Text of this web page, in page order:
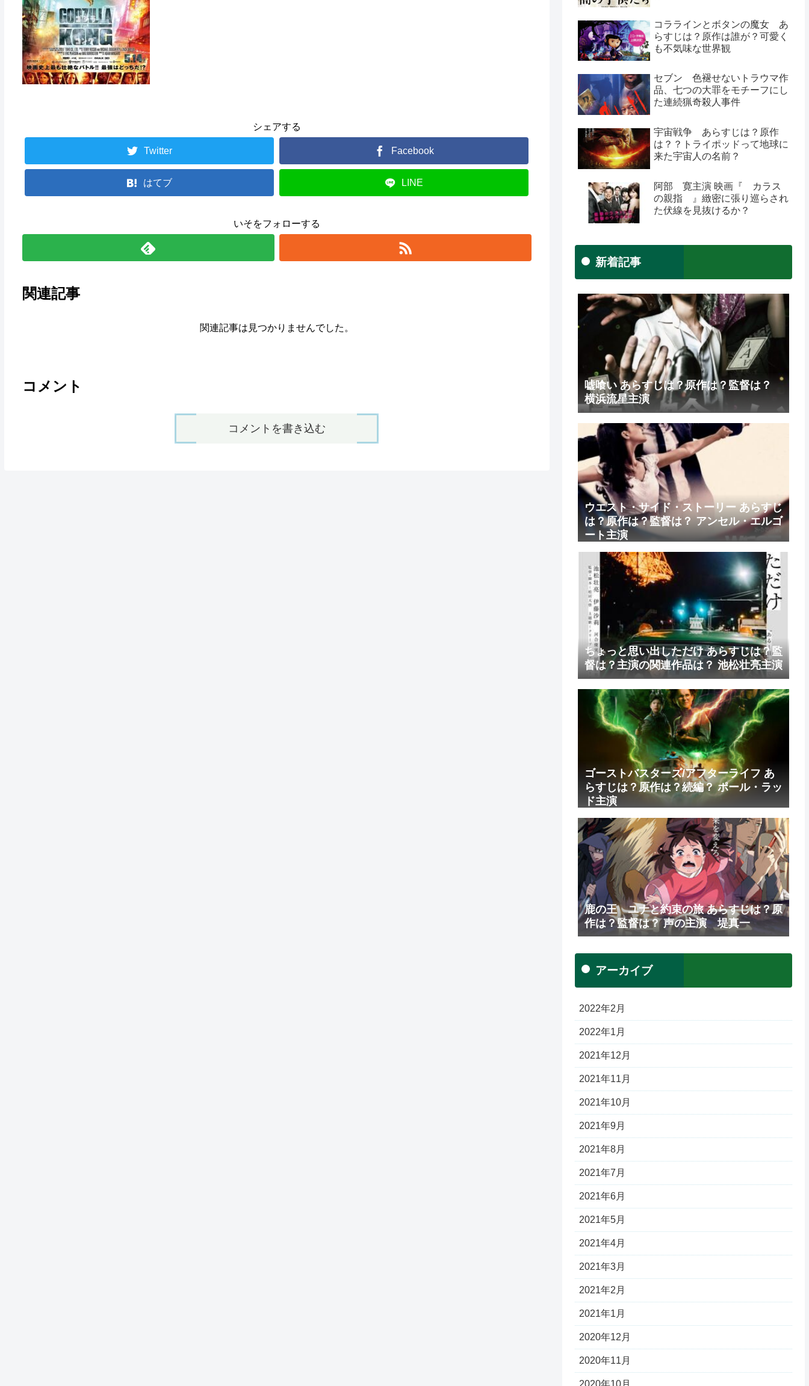
シェアする
Twitter Facebook
はてブ LINE
いそをフォローする
関連記事
関連記事は見つかりませんでした。
コメント
コメントを書き込む
コララインとボタンの魔女 あ
らすじは？原作は誰が？可愛く
も不気味な世界観
セブン 色褪せないトラウマ作
品、七つの大罪をモチーフにし
た連続猟奇殺人事件
宇宙戦争 あらすじは？原作
は？？トライポッドって地球に
来た宇宙人の名前？
阿部 寛主演 映画『 カラス
の親指 』緻密に張り巡らされ
た伏線を見抜けるか？
新着記事
嘘喰い あらすじは？原作は？監督は？
横浜流星主演
ウエスト・サイド・ストーリー あらすじ
は？原作は？監督は？ アンセル・エルゴ
ート主演
ちょっと思い出しただけ あらすじは？監
督は？主演の関連作品は？ 池松壮亮主演
ゴーストバスターズ/アフターライフ あ
らすじは？原作は？続編？ ポール・ラッ
ド主演
鹿の王 ユナと約束の旅 あらすじは？原
作は？監督は？ 声の主演 堤真一
アーカイブ
2022年2月
2022年1月
2021年12月
2021年11月
2021年10月
2021年9月
2021年8月
2021年7月
2021年6月
2021年5月
2021年4月
2021年3月
2021年2月
2021年1月
2020年12月
2020年11月
2020年10月